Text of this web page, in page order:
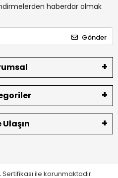
haberdar olmak
Gönder
Ulaşın
ile korunmaktadır.